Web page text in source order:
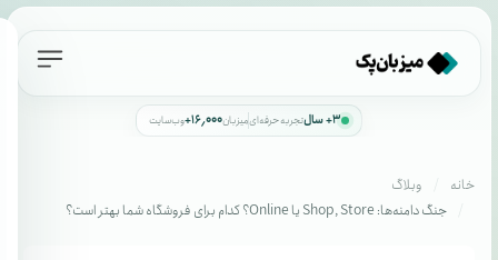
۳+ سال تجربه حرفه‌ایمیزبان۱۶٬۰۰۰+ وب‌سایت
خانه
وبلاگ
جنگ دامنه‌ها: Shop, Store یا Online؟ کدام برای فروشگاه شما بهتر است؟